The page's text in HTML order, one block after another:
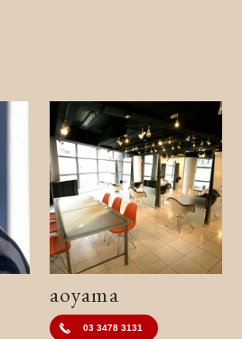
aoyama
03 3478 3131